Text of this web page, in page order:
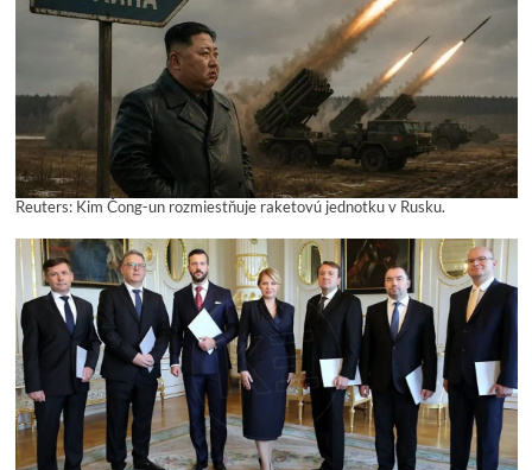
Reuters: Kim Čong-un rozmiestňuje raketovú jednotku v Rusku.